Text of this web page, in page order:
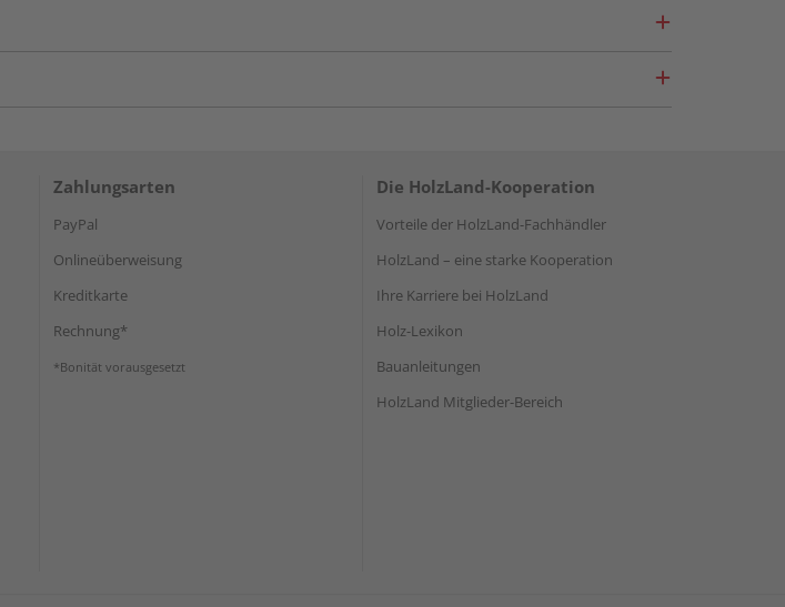
Zahlungsarten
PayPal
Onlineüberweisung
Kreditkarte
Rechnung*
*Bonität vorausgesetzt
Die HolzLand-Kooperation
Vorteile der HolzLand-Fachhändler
HolzLand – eine starke Kooperation
Ihre Karriere bei HolzLand
Holz-Lexikon
Bauanleitungen
HolzLand Mitglieder-Bereich